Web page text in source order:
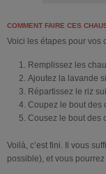
COMMENT FAIRE CES
Voici les étapes pour vos
Remplissez les
Ajoutez la lavande
Répartissez le riz
Coupez le bout des
Cousez le bout des
Voilà, c’est fini. Il vous
possible), et vous